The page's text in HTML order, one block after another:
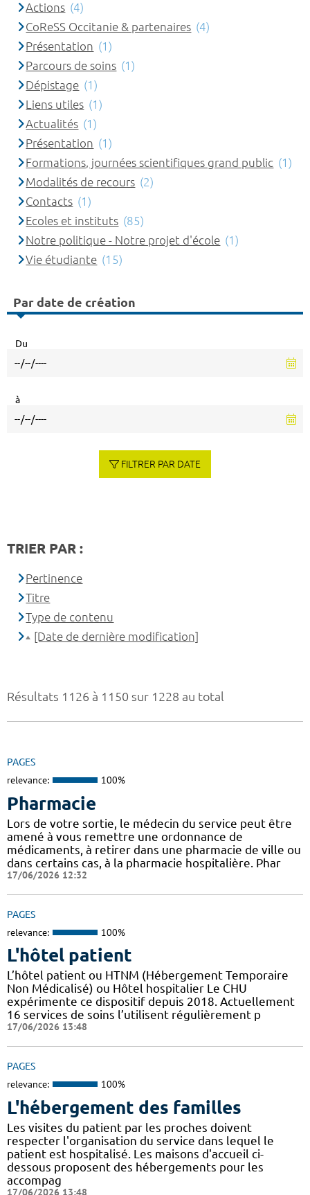
Résultats 1126 à 1150 sur 1228 au total
PAGES
relevance: 100%
Pharmacie
Lors de votre sortie, le médecin du service peut être
amené à vous remettre une ordonnance de
médicaments, à retirer dans une pharmacie de ville ou
dans certains cas, à la pharmacie hospitalière. Phar
17/06/2026 12:32
PAGES
relevance: 100%
L'hôtel patient
L’hôtel patient ​​ou HTNM (Hébergement Temporaire
Non Médicalisé)​​​​​​ ou Hôtel hospitalier Le CHU
expérimente ce dispositif depuis 2018. Actuellement
16 services de soins l’utilisent régulièrement p
17/06/2026 13:48
PAGES
relevance: 100%
L'hébergement des familles
Les visites du patient par les proches doivent
respecter l'organisation du service dans lequel le
patient est hospitalisé. Les maisons d'accueil ci-
dessous proposent des hébergements pour les
accompag
17/06/2026 13:48
Actions (4)
CoReSS Occitanie & partenaires (4)
Présentation (1)
Parcours de soins (1)
Dépistage (1)
Liens utiles (1)
Actualités (1)
Présentation (1)
Formations, journées scientifiques grand public (1)
Modalités de recours (2)
Contacts (1)
Ecoles et instituts (85)
Notre politique - Notre projet d'école (1)
Vie étudiante (15)
Par date de création
Du
à
FILTRER PAR DATE
TRIER PAR :
Pertinence
Titre
Type de contenu
[Date de dernière modification]